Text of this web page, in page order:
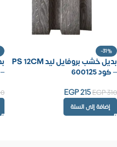
-31%
بديل خشب بروفايل ليد PS 12CM
– كود 600125
EGP310
EGP215
إضافة إلى السلة
–